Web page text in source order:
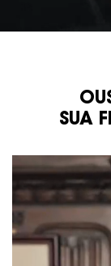
SUA